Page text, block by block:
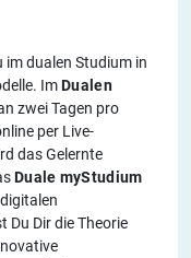
im dualen Studium in
ImDualen
zwei Tagen pro
per Live-
das Gelernte
Duale myStudium
Du Dir die Theorie